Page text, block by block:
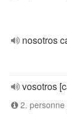
nosotros
vosotros
2.